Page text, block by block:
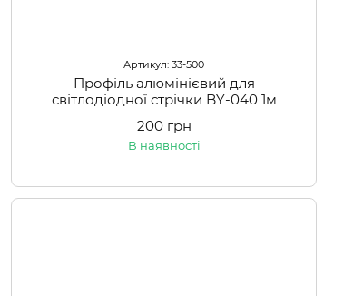
Артикул: 33-500
Профіль алюмінієвий для
світлодіодної стрічки BY-040 1м
200 грн
В наявності